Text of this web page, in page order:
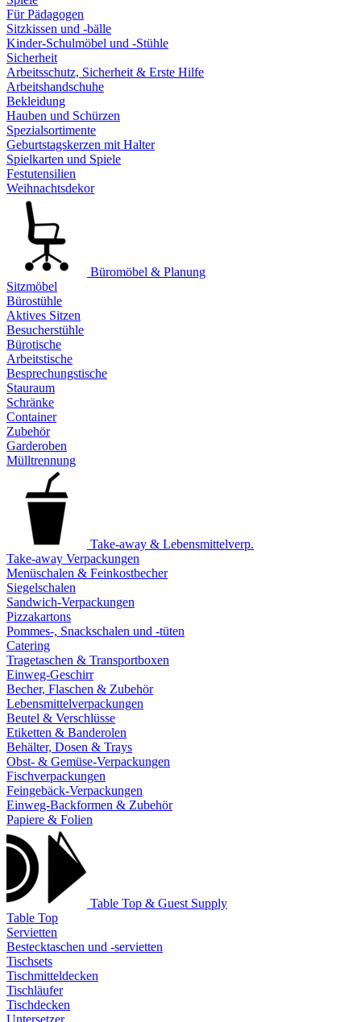
Für Pädagogen
Sitzkissen und -bälle
Kinder-Schulmöbel und -Stühle
Sicherheit
Arbeitsschutz, Sicherheit & Erste Hilfe
Arbeitshandschuhe
Bekleidung
Hauben und Schürzen
Spezialsortimente
Geburtstagskerzen mit Halter
Spielkarten und Spiele
Festutensilien
Weihnachtsdekor
Büromöbel & Planung
Sitzmöbel
Bürostühle
Aktives Sitzen
Besucherstühle
Bürotische
Arbeitstische
Besprechungstische
Stauraum
Schränke
Container
Zubehör
Garderoben
Mülltrennung
Take-away & Lebensmittelverp.
Take-away Verpackungen
Menüschalen & Feinkostbecher
Siegelschalen
Sandwich-Verpackungen
Pizzakartons
Pommes-, Snackschalen und -tüten
Catering
Tragetaschen & Transportboxen
Einweg-Geschirr
Becher, Flaschen & Zubehör
Lebensmittelverpackungen
Beutel & Verschlüsse
Etiketten & Banderolen
Behälter, Dosen & Trays
Obst- & Gemüse-Verpackungen
Fischverpackungen
Feingebäck-Verpackungen
Einweg-Backformen & Zubehör
Papiere & Folien
Table Top & Guest Supply
Table Top
Servietten
Bestecktaschen und -servietten
Tischsets
Tischmitteldecken
Tischläufer
Tischdecken